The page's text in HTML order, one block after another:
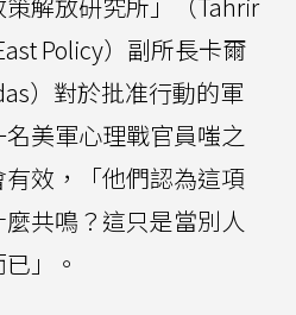
解放研究所」（Tahrir
Policy）副所長卡爾
）對於批准行動的軍
美軍心理戰官員嗤之
效，「他們認為這項
共鳴？這只是當別人
」。